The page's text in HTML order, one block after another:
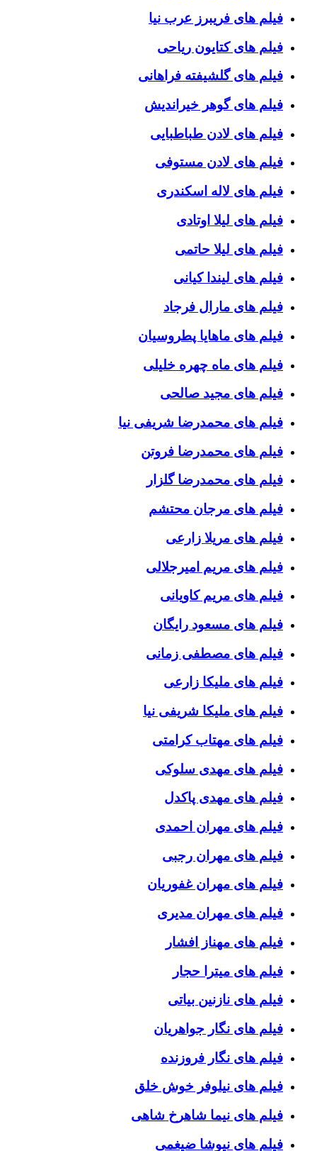
فیلم های فریبرز عرب نیا
فیلم های کتایون ریاحی
فیلم های گلشیفته فراهانی
فیلم های گوهر خیراندیش
فیلم های لادن طباطبایی
فیلم های لادن مستوفی
فیلم های لاله اسکندری
فیلم های لیلا اوتادی
فیلم های لیلا حاتمی
فیلم های لیندا کیانی
فیلم های مارال فرجاد
فیلم های ماهایا پطروسیان
فیلم های ماه چهره خلیلی
فیلم های مجید صالحی
فیلم های محمدرضا شریفی نیا
فیلم های محمدرضا فروتن
فیلم های محمدرضا گلزار
فیلم های مرجان محتشم
فیلم های مریلا زارعی
فیلم های مریم امیرجلالی
فیلم های مریم کاویانی
فیلم های مسعود رایگان
فیلم های مصطفی زمانی
فیلم های ملیکا زارعی
فیلم های ملیکا شریفی نیا
فیلم های مهتاب کرامتی
فیلم های مهدی سلوکی
فیلم های مهدی پاکدل
فیلم های مهران احمدی
فیلم های مهران رجبی
فیلم های مهران غفوریان
فیلم های مهران مدیری
فیلم های مهناز افشار
فیلم های میترا حجار
فیلم های نازنین بیاتی
فیلم های نگار جواهریان
فیلم های نگار فروزنده
فیلم های نیلوفر خوش خلق
فیلم های نیما شاهرخ شاهی
فیلم های نیوشا ضیغمی